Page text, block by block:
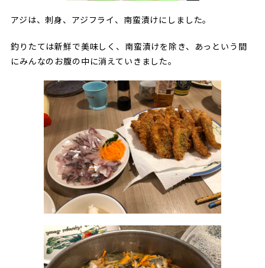
アジは、刺身、アジフライ、南蛮漬けにしました。
釣りたては新鮮で美味しく、南蛮漬けを除き、あっという間
にみんなのお腹の中に消えていきました。